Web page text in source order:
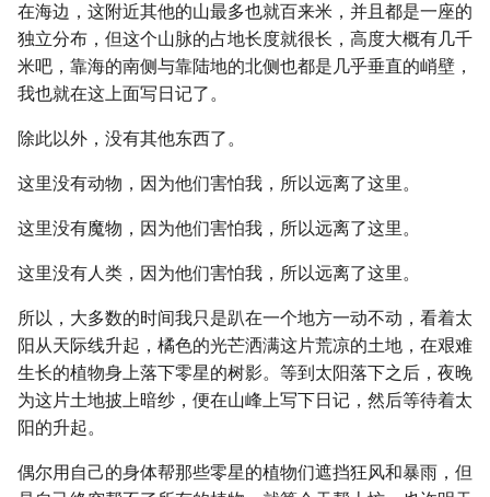
在海边，这附近其他的山最多也就百来米，并且都是一座的
独立分布，但这个山脉的占地长度就很长，高度大概有几千
米吧，靠海的南侧与靠陆地的北侧也都是几乎垂直的峭壁，
我也就在这上面写日记了。
除此以外，没有其他东西了。
这里没有动物，因为他们害怕我，所以远离了这里。
这里没有魔物，因为他们害怕我，所以远离了这里。
这里没有人类，因为他们害怕我，所以远离了这里。
所以，大多数的时间我只是趴在一个地方一动不动，看着太
阳从天际线升起，橘色的光芒洒满这片荒凉的土地，在艰难
生长的植物身上落下零星的树影。等到太阳落下之后，夜晚
为这片土地披上暗纱，便在山峰上写下日记，然后等待着太
阳的升起。
偶尔用自己的身体帮那些零星的植物们遮挡狂风和暴雨，但